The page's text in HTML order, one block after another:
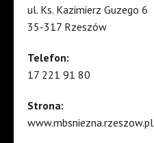
ul. Ks. Kazimierz Guzego 6
35-317 Rzeszów
Telefon:
17 221 91 80
Strona:
www.mbsniezna.rzeszow.pl